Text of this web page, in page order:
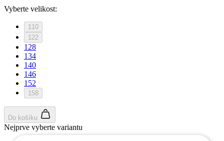
Vyberte velikost:
110
122
128
134
140
146
152
158
Do košíku
Nejprve vyberte variantu